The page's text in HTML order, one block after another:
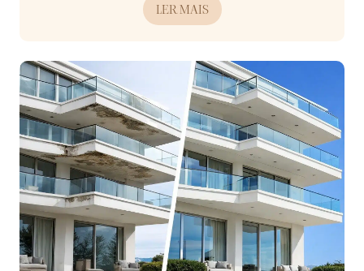
LER MAIS